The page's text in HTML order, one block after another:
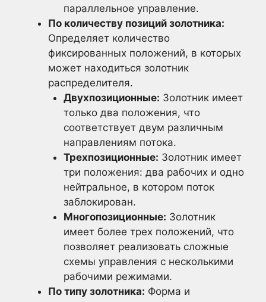
параллельное управление.
По количеству позиций золотника:
Определяет количество
фиксированных положений, в которых
может находиться золотник
распределителя.
Двухпозиционные: Золотник имеет
только два положения, что
соответствует двум различным
направлениям потока.
Трехпозиционные: Золотник имеет
три положения: два рабочих и одно
нейтральное, в котором поток
заблокирован.
Многопозиционные: Золотник
имеет более трех положений, что
позволяет реализовать сложные
схемы управления с несколькими
рабочими режимами.
По типу золотника: Форма и